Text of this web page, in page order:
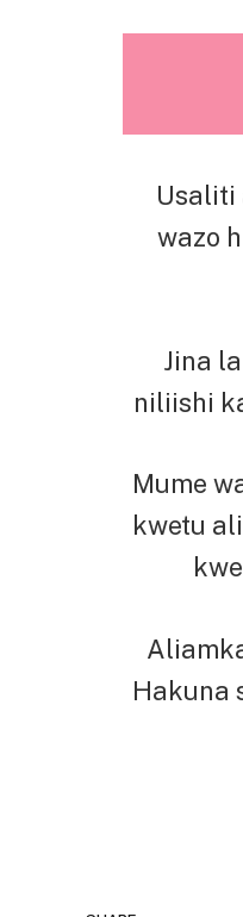
Usaliti
wazo
Jina
niliishi
Mume
kwetu
Hakuna